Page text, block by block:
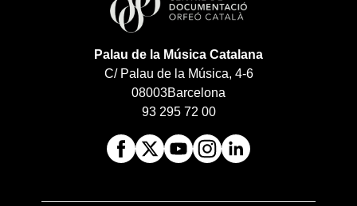
Palau de la Música Catalana
C/ Palau de la Música, 4-6
08003Barcelona
93 295 72 00